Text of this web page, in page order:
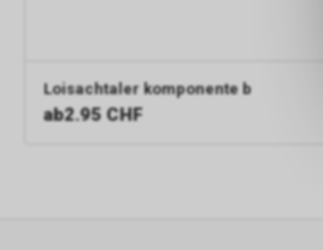
Loisachtaler komponente b
ab2.95 CHF